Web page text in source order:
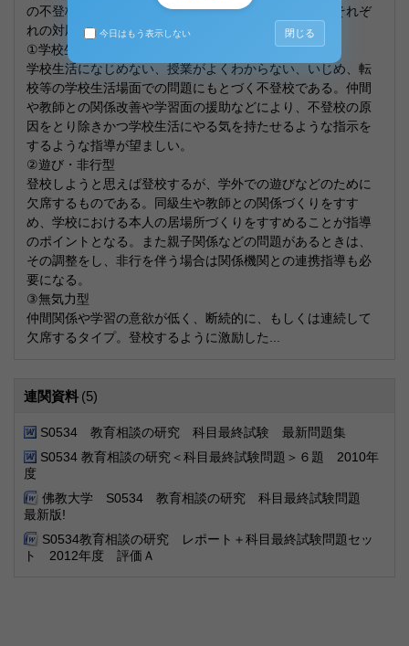
の不登校のタイプは大きく７つに分けられる、以下にそれぞ
れの対応のあり方を考える。
①学校生活に起因する型
学校生活になじめない、授業がよくわからない、いじめ、転
校等の学校生活場面での問題にもとづく不登校である。仲間
や教師との関係改善や学習面の援助などにより、不登校の原
因をとり除きかつ学校生活にやる気を持たせるような指示を
するような指導が望ましい。
②遊び・非行型
登校しようと思えば登校するが、学外での遊びなどのために
欠席するものである。同級生や教師との関係づくりをすす
め、学校における本人の居場所づくりをすすめることが指導
のポイントとなる。また親子関係などの問題があるときは、
その調整をし、非行を伴う場合は関係機関との連携指導も必
要になる。
③無気力型
仲間関係や学習の意欲が低く、断続的に、もしくは連続して
欠席するタイプ。登校するように激励した...
連関資料 (5)
S0534 教育相談の研究 科目最終試験 最新問題集
S0534 教育相談の研究＜科目最終試験問題＞６題 2010年
度
佛教大学 S0534 教育相談の研究 科目最終試験問題
最新版!
S0534教育相談の研究 レポート＋科目最終試験問題セッ
ト 2012年度 評価Ａ
今日はもう表示しない 閉じる